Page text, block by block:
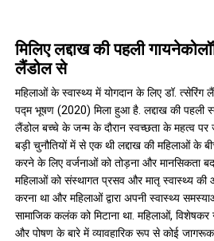
मिलिए लद्दाख की पहली
लैंडोल से
महिलाओं के स्वास्थ्य में योगदान के लिए डॉ.
पद्म भूषण (2020) मिला हुआ है. लद्दाख की पहली
लैंडोल बच्चे के जन्म के दौरान स्वच्छता के महत्व
बड़ी चुनौतियों में से एक थी लद्दाख की महिलाओं के
करने के लिए वर्जनाओं को तोड़ना और मानसिकता
महिलाओं को संस्थागत प्रसव और मातृ स्वास्थ्य की
करना था और महिलाओं द्वारा अपनी स्वास्थ्य
सामाजिक कलंक को मिटाना था. महिलाओं, विशेषकर
और पोषण के बारे में व्यावहारिक रूप से कोई